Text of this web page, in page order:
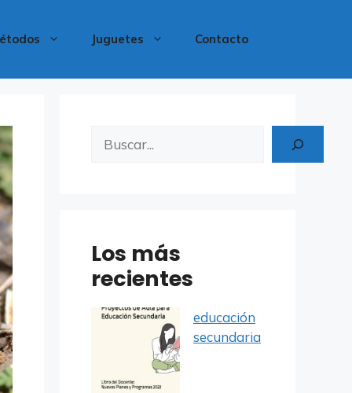
Juguetes Contacto
Los más
recientes
educación
secundaria